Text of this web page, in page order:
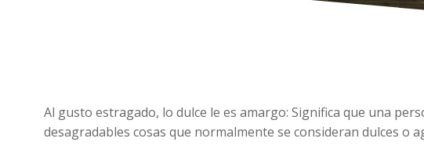
Al gusto estragado, lo dulce le es amargo: Significa que una
desagradables cosas que normalmente se consideran dulces o